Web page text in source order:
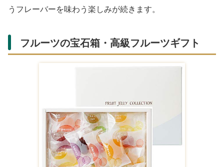
うフレーバーを味わう楽しみが続きます。
フルーツの宝石箱・高級フルーツギフト